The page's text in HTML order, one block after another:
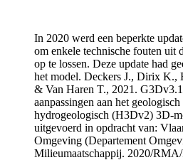
In 2020 werd een beperkte
om enkele technische fouten uit
op te lossen. Deze update had
het model. Deckers J., Dirix K.,
& Van Haren T., 2021.
aanpassingen aan het
hydrogeologisch (H3Dv2) 3D-
uitgevoerd in opdracht van:
Omgeving (Departement
Milieumaatschappij. 2020/